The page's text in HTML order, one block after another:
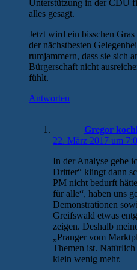
Unterstützung in der CDU
alles gesagt.
Jetzt wird ein bisschen
der nächstbesten
rumjammern, dass sie sich
Bürgerschaft nicht
fühlt.
Antworten
Gregor
22. März 2017 um
In der Analyse gebe
Dritter“ klingt dann
PM nicht bedurft
für alle“, haben uns
Demonstrationen
Greifswald etwas
zeigen. Deshalb
„Pranger vom
Themen ist. Natürlich
klein wenig mehr.